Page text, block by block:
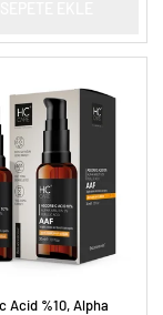
Acid %10, Alpha